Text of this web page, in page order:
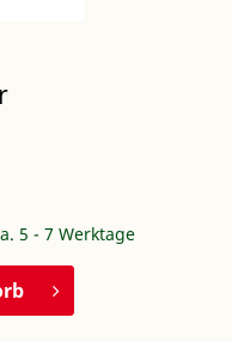
5 - 7 Werktage